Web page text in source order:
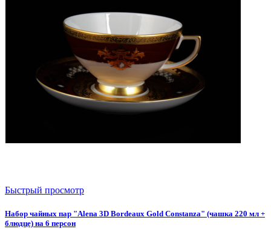
Быстрый просмотр
Набор чайных пар "Alena 3D Bordeaux Gold Constanza" (чашка 220 мл +
блюдце) на 6 персон